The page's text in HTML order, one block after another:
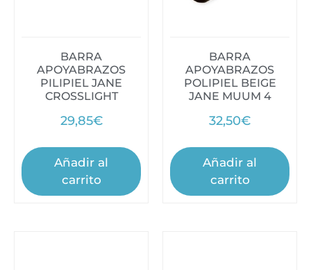
BARRA
APOYABRAZOS
PILIPIEL JANE
CROSSLIGHT
29,85€
Añadir al
carrito
BARRA
APOYABRAZOS
POLIPIEL BEIGE
JANE MUUM 4
32,50€
Añadir al
carrito